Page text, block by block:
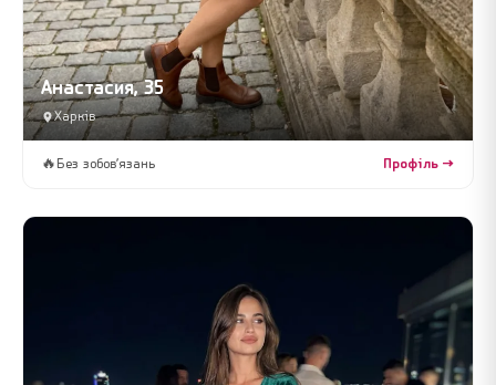
Анастасия, 35
Харків
🔥 Без зобов’язань Профіль →